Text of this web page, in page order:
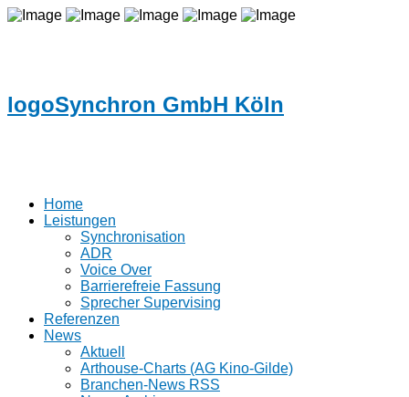
logoSynchron GmbH Köln
Home
Leistungen
Synchronisation
ADR
Voice Over
Barrierefreie Fassung
Sprecher Supervising
Referenzen
News
Aktuell
Arthouse-Charts (AG Kino-Gilde)
Branchen-News RSS